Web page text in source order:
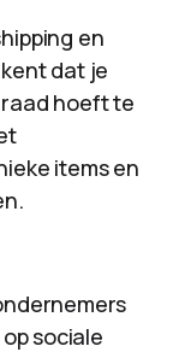
en
dat je
hoeft te
items en
sociale